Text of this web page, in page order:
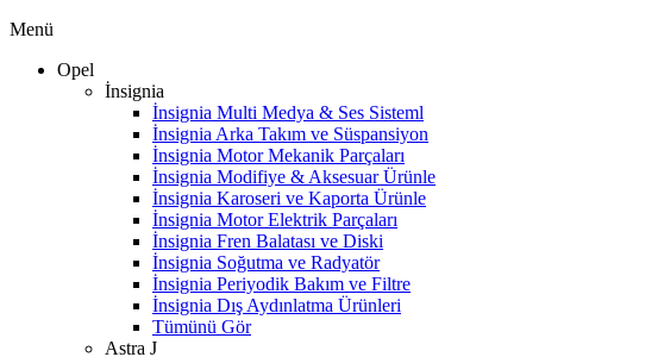
Menü
Opel
İnsignia
İnsignia Multi Medya & Ses Sisteml
İnsignia Arka Takım ve Süspansiyon
İnsignia Motor Mekanik Parçaları
İnsignia Modifiye & Aksesuar Ürünle
İnsignia Karoseri ve Kaporta Ürünle
İnsignia Motor Elektrik Parçaları
İnsignia Fren Balatası ve Diski
İnsignia Soğutma ve Radyatör
İnsignia Periyodik Bakım ve Filtre
İnsignia Dış Aydınlatma Ürünleri
Tümünü Gör
Astra J